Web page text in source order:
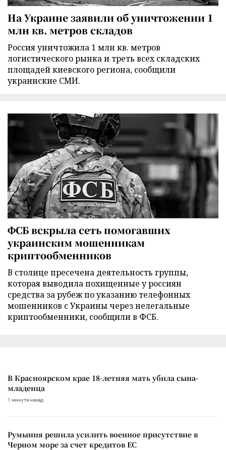
На Украине заявили об уничтожении 1
млн кв. метров складов
Россия уничтожила 1 млн кв. метров
логистического рынка и треть всех складских
площадей киевского региона, сообщили
украинские СМИ.
ФСБ вскрыла сеть помогавших
украинским мошенникам
криптообменников
В столице пресечена деятельность группы,
которая выводила похищенные у россиян
средства за рубеж по указанию телефонных
мошенников с Украины через нелегальные
криптообменники, сообщили в ФСБ.
В Красноярском крае 18-летняя мать убила сына-
младенца
1 минута назад
Румыния решила усилить военное присутствие в
Черном море за счет кредитов ЕС